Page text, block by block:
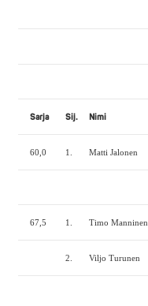
Sarja Sij. Nimi
60,0 1. Matti Jalonen
67,5 1. Timo Manninen
2. Viljo Turunen